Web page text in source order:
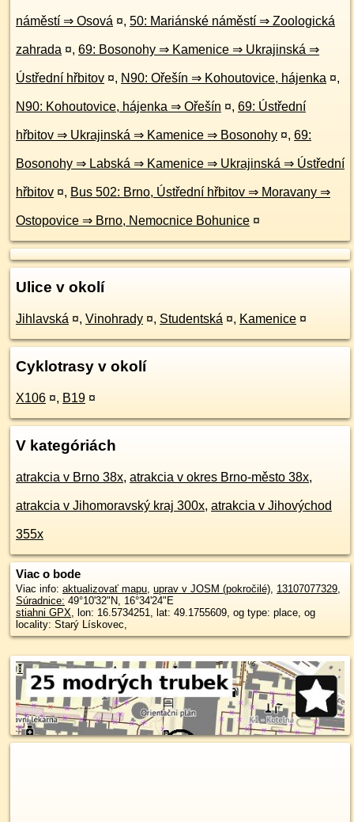
náměstí ⇒ Osová ¤, 50: Mariánské náměstí ⇒ Zoologická
zahrada ¤, 69: Bosonohy ⇒ Kamenice ⇒ Ukrajinská ⇒
Ústřední hřbitov ¤, N90: Ořešín ⇒ Kohoutovice, hájenka ¤,
N90: Kohoutovice, hájenka ⇒ Ořešín ¤, 69: Ústřední
hřbitov ⇒ Ukrajinská ⇒ Kamenice ⇒ Bosonohy ¤, 69:
Bosonohy ⇒ Labská ⇒ Kamenice ⇒ Ukrajinská ⇒ Ústřední
hřbitov ¤, Bus 502: Brno, Ústřední hřbitov ⇒ Moravany ⇒
Ostopovice ⇒ Brno, Nemocnice Bohunice ¤
Ulice v okolí
Jihlavská ¤, Vinohrady ¤, Studentská ¤, Kamenice ¤
Cyklotrasy v okolí
X106 ¤, B19 ¤
V kategóriách
atrakcia v Brno 38x, atrakcia v okres Brno-město 38x,
atrakcia v Jihomoravský kraj 300x, atrakcia v Jihovýchod
355x
Viac o bode
Viac info: aktualizovať mapu, uprav v JOSM (pokročilé), 13107077329,
Súradnice: 49°10'32"N, 16°34'24"E
stiahni GPX, lon: 16.5734251, lat: 49.1755609, og type: place, og
locality: Starý Lískovec,